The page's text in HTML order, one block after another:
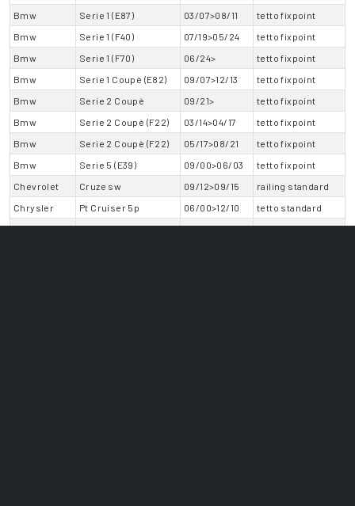
Bmw
Serie 1 (E87) 03/07>08/11
tetto fixpoint
Bmw
Serie 1 (F40) 07/19>05/24
tetto fixpoint
Bmw
Serie 1 (F70) 06/24>
tetto fixpoint
Bmw
Serie 1 Coupè (E82) 09/07>12/13
tetto fixpoint
Bmw
Serie 2 Coupè 09/21>
tetto fixpoint
Bmw
Serie 2 Coupè (F22) 03/14>04/17
tetto fixpoint
Bmw
Serie 2 Coupè (F22) 05/17>08/21
tetto fixpoint
Bmw
Serie 5 (E39) 09/00>06/03
tetto fixpoint
Chevrolet
Cruze sw 09/12>09/15
railing standard
Chrysler
Pt Cruiser 5p 06/00>12/10
tetto standard
Citroen
C3 Picasso 11/12>03/17
railing standard